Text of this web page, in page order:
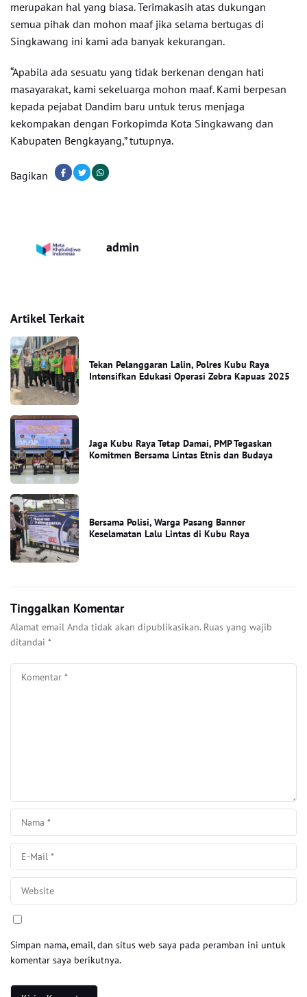
merupakan hal yang biasa. Terimakasih atas dukungan
semua pihak dan mohon maaf jika selama bertugas di
Singkawang ini kami ada banyak kekurangan.
“Apabila ada sesuatu yang tidak berkenan dengan hati
masayarakat, kami sekeluarga mohon maaf. Kami berpesan
kepada pejabat Dandim baru untuk terus menjaga
kekompakan dengan Forkopimda Kota Singkawang dan
Kabupaten Bengkayang,” tutupnya.
Bagikan
admin
Artikel Terkait
Tekan Pelanggaran Lalin, Polres Kubu Raya
Intensifkan Edukasi Operasi Zebra Kapuas 2025
Jaga Kubu Raya Tetap Damai, PMP Tegaskan
Komitmen Bersama Lintas Etnis dan Budaya
Bersama Polisi, Warga Pasang Banner
Keselamatan Lalu Lintas di Kubu Raya
Tinggalkan Komentar
Alamat email Anda tidak akan dipublikasikan. Ruas yang wajib
ditandai *
Simpan nama, email, dan situs web saya pada peramban ini untuk
komentar saya berikutnya.